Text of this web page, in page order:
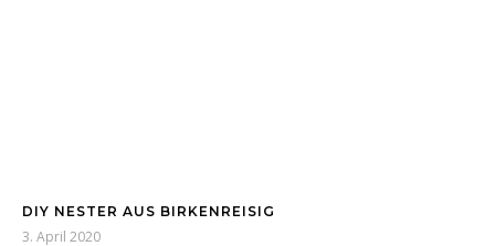
DIY NESTER AUS BIRKENREISIG
3. April 2020